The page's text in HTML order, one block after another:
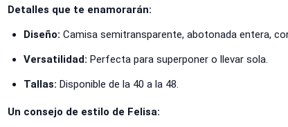
Detalles que te enamorarán:
Diseño: Camisa semitransparente, abotonada entera,
Versatilidad: Perfecta para superponer o llevar sola.
Tallas: Disponible de la 40 a la 48.
Un consejo de estilo de Felisa: